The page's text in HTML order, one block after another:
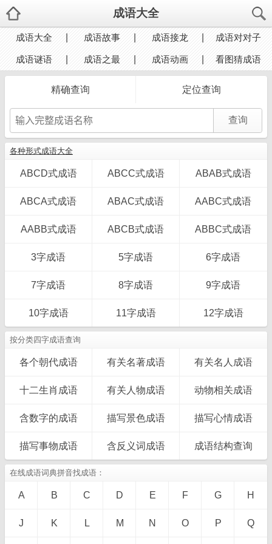
成语大全
成语大全 成语故事 成语接龙 成语对对子
成语谜语 成语之最 成语动画 看图猜成语
精确查询 定位查询
各种形式成语大全
ABCD式成语 ABCC式成语 ABAB式成语
ABCA式成语 ABAC式成语 AABC式成语
AABB式成语 ABCB式成语 ABBC式成语
3字成语 5字成语 6字成语
7字成语 8字成语 9字成语
10字成语 11字成语 12字成语
按分类四字成语查询
各个朝代成语 有关名著成语 有关名人成语
十二生肖成语 有关人物成语 动物相关成语
含数字的成语 描写景色成语 描写心情成语
描写事物成语 含反义词成语 成语结构查询
在线成语词典拼音找成语：
A B C D E F G H
J K L M N O P Q